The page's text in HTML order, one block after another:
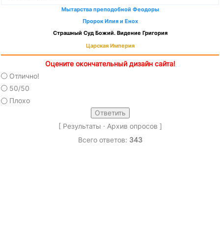
Мытарства преподобной Феодоры
Пророк Илия и Енох
Страшный Суд Божий. Видение Григория
Царская Империя
Оцените окончательный дизайн сайта!
Отлично!
50/50
Плохо
[ Результаты · Архив опросов ]
Всего ответов: 343